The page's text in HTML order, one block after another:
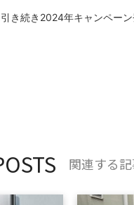
き続き2024年キャンペーン
関連する